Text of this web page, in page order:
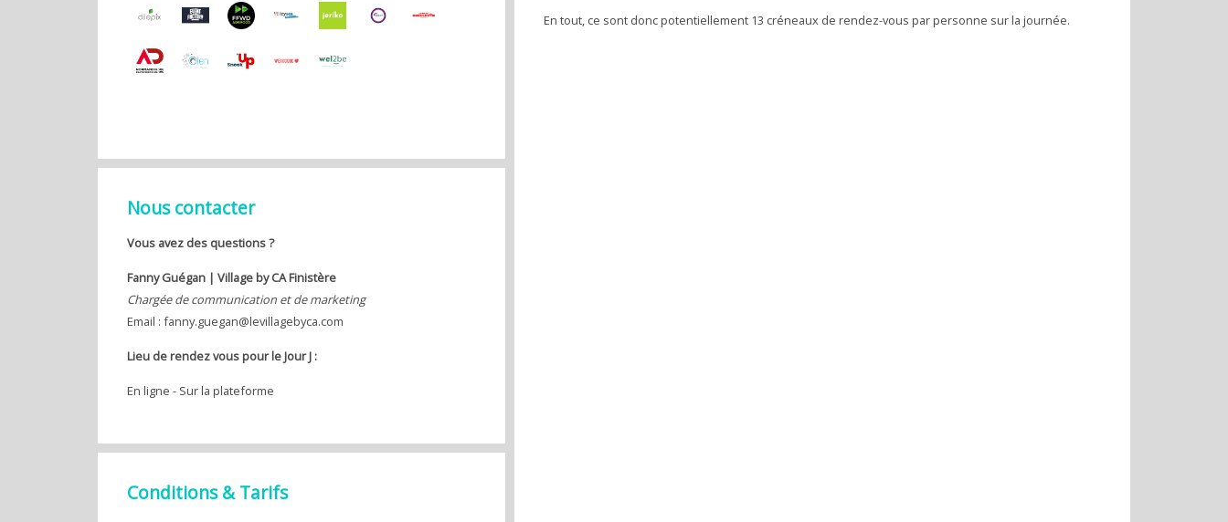
Nous contacter
Vous avez des questions ?
Fanny Guégan | Village by CA Finistère
Chargée de communication et de marketing
Email : fanny.guegan@levillagebyca.com
Lieu de rendez vous pour le Jour J :
En ligne - Sur la plateforme
Conditions & Tarifs
En tout, ce sont donc potentiellement 13 créneaux de rendez-vous par personne sur la journée.